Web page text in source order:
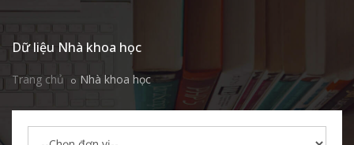
Dữ liệu Nhà khoa học
Trang chủ Nhà khoa học